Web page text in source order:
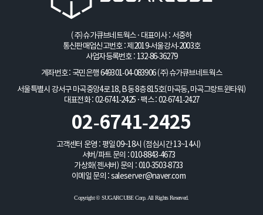
(주)슈가큐브네트웍스 · 대표이사 : 서중하
통신판매업신고번호 : 제2019-서울강서-2003호
사업자등록번호 : 132-86-36279
계좌번호 : 국민은행 649301-04-083906 (주)슈가큐브네트웍스
서울특별시 강서구 마곡중앙4로 18, B동 8층 815호(마곡동, 마곡그랑트윈타워)
대표전화 : 02-6741-2425 · 팩스 : 02-6741-2427
02-6741-2425
고객센터 운영 : 평일 09~18시 (점심시간 13~14시)
서버/파트 문의 :010-8843-4673
가상화(젠서버) 문의 : 010-3503-8733
이메일 문의 : saleserver@naver.com
Copyright © SUGARCUBE Corp. All Rights Reserved.